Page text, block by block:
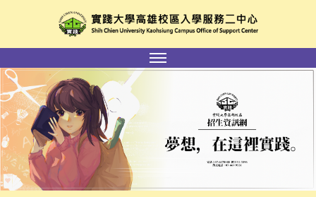
內
容
區